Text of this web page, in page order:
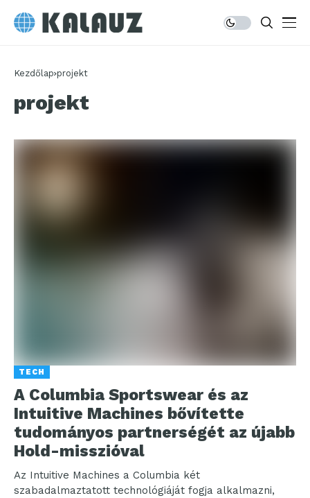
Kezdőlap projekt
projekt
TECH
A Columbia Sportswear és az
Intuitive Machines bővítette
tudományos partnerségét az újabb
Hold-misszióval
Az Intuitive Machines a Columbia két
szabadalmaztatott technológiáját fogja alkalmazni,